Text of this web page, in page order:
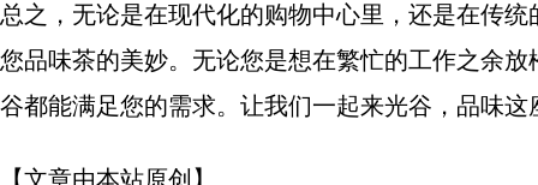
总之，无论是在现代化的购物中心里，还是在传
您品味茶的美妙。无论您是想在繁忙的工作之余
谷都能满足您的需求。让我们一起来光谷，品味这
【文章由本站原创】